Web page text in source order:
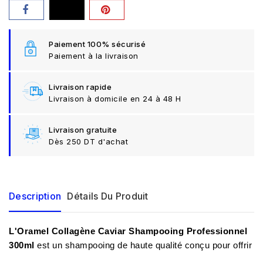
Paiement 100% sécurisé
Paiement à la livraison
Livraison rapide
Livraison à domicile en 24 à 48 H
Livraison gratuite
Dès 250 DT d'achat
Description Détails Du Produit
L'Oramel Collagène Caviar Shampooing Professionnel
300ml est un shampooing de haute qualité conçu pour offrir